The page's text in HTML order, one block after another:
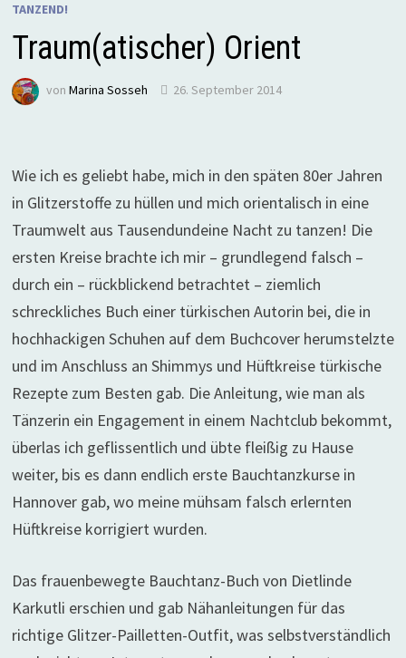
TANZEND!
Traum(atischer) Orient
von Marina Sosseh 26. September 2014
Wie ich es geliebt habe, mich in den späten 80er Jahren
in Glitzerstoffe zu hüllen und mich orientalisch in eine
Traumwelt aus Tausendundeine Nacht zu tanzen! Die
ersten Kreise brachte ich mir – grundlegend falsch –
durch ein – rückblickend betrachtet – ziemlich
schreckliches Buch einer türkischen Autorin bei, die in
hochhackigen Schuhen auf dem Buchcover herumstelzte
und im Anschluss an Shimmys und Hüftkreise türkische
Rezepte zum Besten gab. Die Anleitung, wie man als
Tänzerin ein Engagement in einem Nachtclub bekommt,
überlas ich geflissentlich und übte fleißig zu Hause
weiter, bis es dann endlich erste Bauchtanzkurse in
Hannover gab, wo meine mühsam falsch erlernten
Hüftkreise korrigiert wurden.
Das frauenbewegte Bauchtanz-Buch von Dietlinde
Karkutli erschien und gab Nähanleitungen für das
richtige Glitzer-Pailletten-Outfit, was selbstverständlich